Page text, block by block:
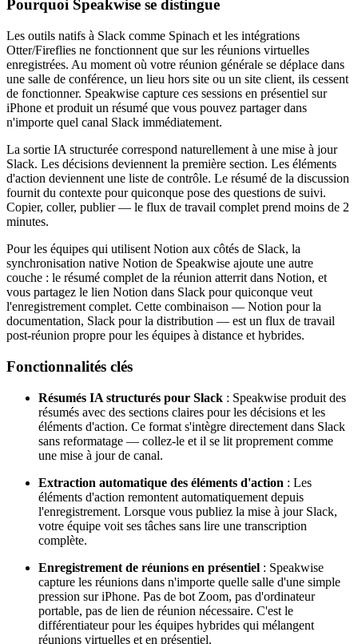
Pourquoi Speakwise se distingue
Les outils natifs à Slack comme Spinach et les intégrations
Otter/Fireflies ne fonctionnent que sur les réunions virtuelles
enregistrées. Au moment où votre réunion générale se déplace dans
une salle de conférence, un lieu hors site ou un site client, ils cessent
de fonctionner. Speakwise capture ces sessions en présentiel sur
iPhone et produit un résumé que vous pouvez partager dans
n'importe quel canal Slack immédiatement.
La sortie IA structurée correspond naturellement à une mise à jour
Slack. Les décisions deviennent la première section. Les éléments
d'action deviennent une liste de contrôle. Le résumé de la discussion
fournit du contexte pour quiconque pose des questions de suivi.
Copier, coller, publier — le flux de travail complet prend moins de 2
minutes.
Pour les équipes qui utilisent Notion aux côtés de Slack, la
synchronisation native Notion de Speakwise ajoute une autre
couche : le résumé complet de la réunion atterrit dans Notion, et
vous partagez le lien Notion dans Slack pour quiconque veut
l'enregistrement complet. Cette combinaison — Notion pour la
documentation, Slack pour la distribution — est un flux de travail
post-réunion propre pour les équipes à distance et hybrides.
Fonctionnalités clés
Résumés IA structurés pour Slack : Speakwise produit des
résumés avec des sections claires pour les décisions et les
éléments d'action. Ce format s'intègre directement dans Slack
sans reformatage — collez-le et il se lit proprement comme
une mise à jour de canal.
Extraction automatique des éléments d'action : Les
éléments d'action remontent automatiquement depuis
l'enregistrement. Lorsque vous publiez la mise à jour Slack,
votre équipe voit ses tâches sans lire une transcription
complète.
Enregistrement de réunions en présentiel : Speakwise
capture les réunions dans n'importe quelle salle d'une simple
pression sur iPhone. Pas de bot Zoom, pas d'ordinateur
portable, pas de lien de réunion nécessaire. C'est le
différentiateur pour les équipes hybrides qui mélangent
réunions virtuelles et en présentiel.